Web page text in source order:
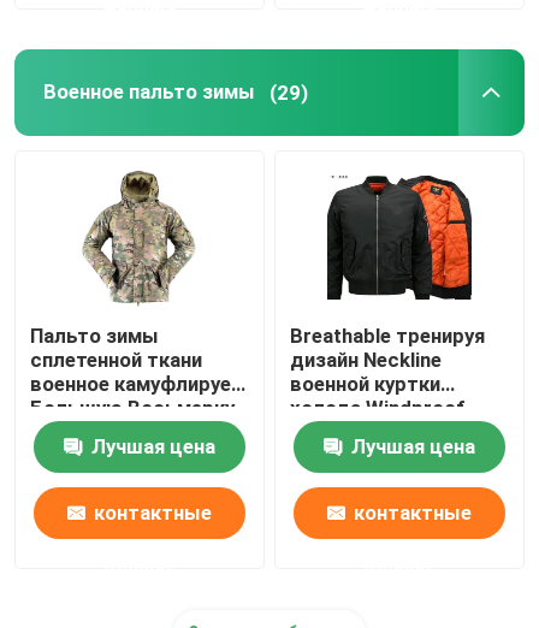
Военное пальто зимы (29)
Пальто зимы
сплетенной ткани
военное камуфлирует
Большую Восьмерку
камуфлирует куртку
WindbreakerЛучшая цена
контактные
Breathable тренируя
дизайн Neckline
военной куртки
холода Windproof
Лучшая цена
контактные